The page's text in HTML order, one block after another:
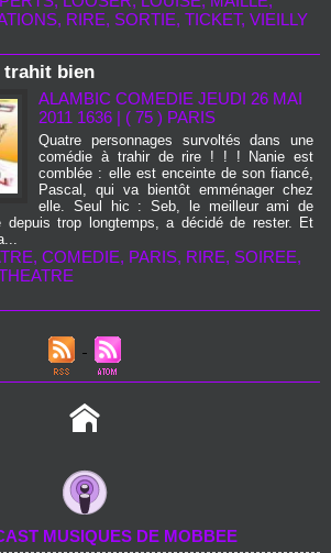
, RIRE, SORTIE, TICKET, VIEILLY
trahit bien
ALAMBIC COMEDIE JEUDI 26 MAI
2011 1636 | ( 75 ) PARIS
Quatre personnages survoltés dans une
comédie à trahir de rire ! ! ! Nanie est
comblée : elle est enceinte de son fiancé,
Pascal, qui va bientôt emménager chez
elle. Seul hic : Seb, le meilleur ami de
depuis trop longtemps, a décidé de rester. Et
, COMEDIE, PARIS, RIRE, SOIREE,
MUSIQUES DE MOBBEE